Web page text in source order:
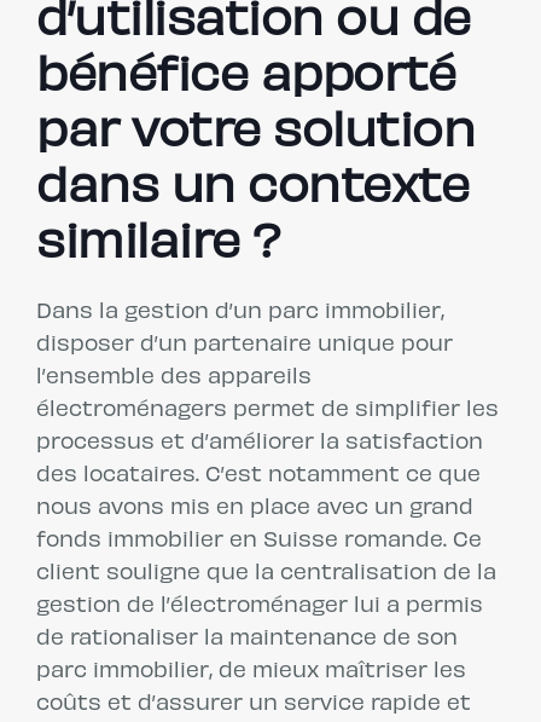
d’utilisation ou de
bénéfice apporté
par votre solution
dans un contexte
similaire?
Dans la gestion d’un parc immobilier,
disposer d’un partenaire unique pour
l’ensemble des appareils
électroménagers permet de simplifier les
processus et d’améliorer la satisfaction
des locataires. C’est notamment ce que
nous avons mis en place avec un grand
fonds immobilier en Suisse romande. Ce
client souligne que la centralisation de la
gestion de l’électroménager lui a permis
de rationaliser la maintenance de son
parc immobilier, de mieux maîtriser les
coûts et d’assurer un service rapide et